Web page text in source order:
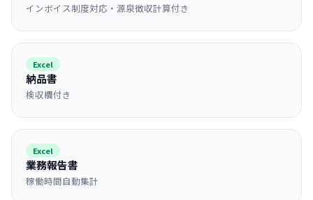
インボイス制度対応・源泉徴収計算付き
Excel
納品書
検収欄付き
Excel
業務報告書
稼働時間自動集計